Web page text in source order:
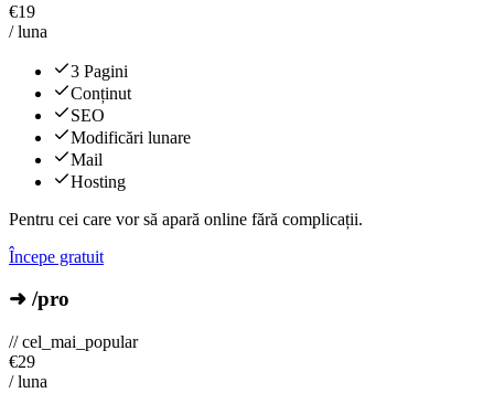
€19
/ luna
3 Pagini
Conținut
SEO
Modificări lunare
Mail
Hosting
Pentru cei care vor să apară online fără complicații.
Începe gratuit
➜ /pro
// cel_mai_popular
€29
/ luna